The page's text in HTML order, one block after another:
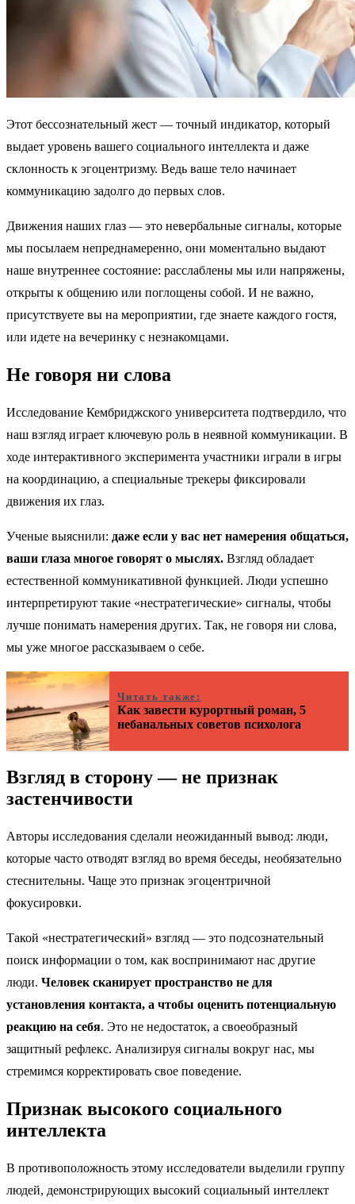
Этот бессознательный жест — точный индикатор, который
выдает уровень вашего социального интеллекта и даже
склонность к эгоцентризму. Ведь ваше тело начинает
коммуникацию задолго до первых слов.
Движения наших глаз — это невербальные сигналы, которые
мы посылаем непреднамеренно, они моментально выдают
наше внутреннее состояние: расслаблены мы или напряжены,
открыты к общению или поглощены собой. И не важно,
присутствуете вы на мероприятии, где знаете каждого гостя,
или идете на вечеринку с незнакомцами.
Не говоря ни слова
Исследование Кембриджского университета подтвердило, что
наш взгляд играет ключевую роль в неявной коммуникации. В
ходе интерактивного эксперимента участники играли в игры
на координацию, а специальные трекеры фиксировали
движения их глаз.
Ученые выяснили: даже если у вас нет намерения общаться,
ваши глаза многое говорят о мыслях. Взгляд обладает
естественной коммуникативной функцией. Люди успешно
интерпретируют такие «нестратегические» сигналы, чтобы
лучше понимать намерения других. Так, не говоря ни слова,
мы уже многое рассказываем о себе.
Читать также:
Как завести курортный роман, 5
небанальных советов психолога
Взгляд в сторону — не признак
застенчивости
Авторы исследования сделали неожиданный вывод: люди,
которые часто отводят взгляд во время беседы, необязательно
стеснительны. Чаще это признак эгоцентричной
фокусировки.
Такой «нестратегический» взгляд — это подсознательный
поиск информации о том, как воспринимают нас другие
люди. Человек сканирует пространство не для
установления контакта, а чтобы оценить потенциальную
реакцию на себя. Это не недостаток, а своеобразный
защитный рефлекс. Анализируя сигналы вокруг нас, мы
стремимся корректировать свое поведение.
Признак высокого социального
интеллекта
В противоположность этому исследователи выделили группу
людей, демонстрирующих высокий социальный интеллект